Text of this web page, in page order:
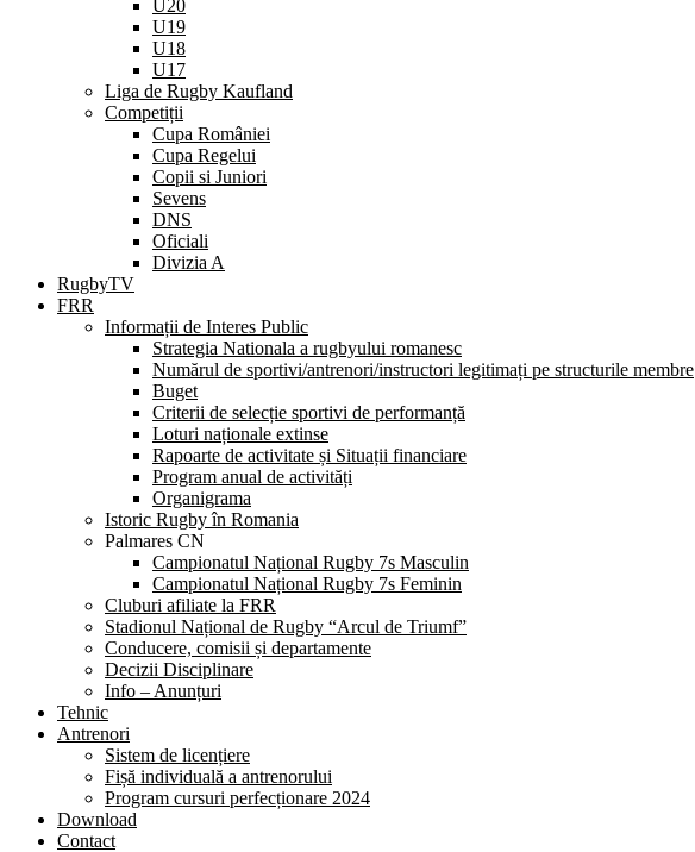
U20
U19
U18
U17
Liga de Rugby Kaufland
Competiții
Cupa României
Cupa Regelui
Copii si Juniori
Sevens
DNS
Oficiali
Divizia A
RugbyTV
FRR
Informații de Interes Public
Strategia Nationala a rugbyului romanesc
Numărul de sportivi/antrenori/instructori legitimați pe structurile membre
Buget
Criterii de selecție sportivi de performanță
Loturi naționale extinse
Rapoarte de activitate și Situații financiare
Program anual de activități
Organigrama
Istoric Rugby în Romania
Palmares CN
Campionatul Național Rugby 7s Masculin
Campionatul Național Rugby 7s Feminin
Cluburi afiliate la FRR
Stadionul Național de Rugby “Arcul de Triumf”
Conducere, comisii și departamente
Decizii Disciplinare
Info – Anunțuri
Tehnic
Antrenori
Sistem de licențiere
Fișă individuală a antrenorului
Program cursuri perfecționare 2024
Download
Contact